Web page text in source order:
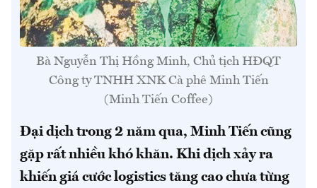
Bà Nguyễn Thị Hồng Minh, Chủ tịch HĐQT
Công ty TNHH XNK Cà phê Minh Tiến
(Minh Tiến Coffee)
Đại dịch trong 2 năm qua, Minh Tiến cũng
gặp rất nhiều khó khăn. Khi dịch xảy ra
khiến giá cước logistics tăng cao chưa từng